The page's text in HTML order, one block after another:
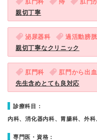
肛門科 痔 肛門
親切丁寧
泌尿器科 過活動膀胱
親切丁寧なクリニック
肛門科 肛門から出血
先生含めとても良対応
診療科目：
内科、消化器内科、胃腸科、外
専門医・資格：